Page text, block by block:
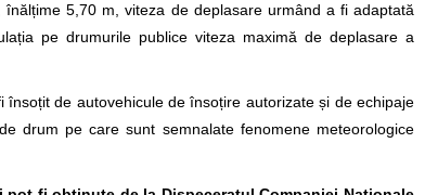
5,70 m, viteza de deplasare urmând a fi adaptată
pe drumurile publice viteza maximă de deplasare a
de autovehicule de însoțire autorizate și de echipaje
drum pe care sunt semnalate fenomene meteorologice